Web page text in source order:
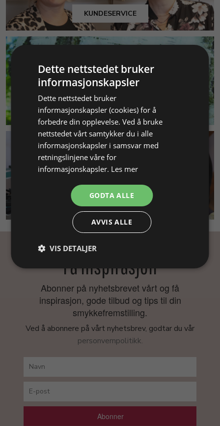
KUNDESERVICE
MILJØ & BÆREKRAFT
Få inspirasjon
Abonner på nyhetsbrevet vårt og få
inspirasjon, gode tilbud og tips til din
smykkefremstilling.
Ved å abonnere på vårt nyhetsbrev, godtar du vår
personvernpolitikk.
Abonner
Dette nettstedet bruker
informasjonskapsler
Dette nettstedet bruker
informasjonskapsler (cookies) for å
forbedre din opplevelse. Ved å bruke
nettstedet vårt samtykker du i alle
informasjonskapsler i samsvar med
retningslinjene våre for
informasjonskapsler. Les mer
GODTA ALLE
AVVIS ALLE
VIS DETALJER